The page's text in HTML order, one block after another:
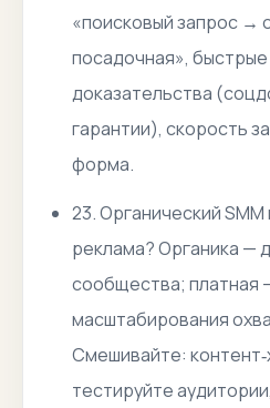
«поисковый запрос →
посадочная»,
доказательства
гарантии), скорость
форма.
23. Органический SMM
реклама? Органика —
сообщества; платная
масштабирования
Смешивайте:
тестируйте